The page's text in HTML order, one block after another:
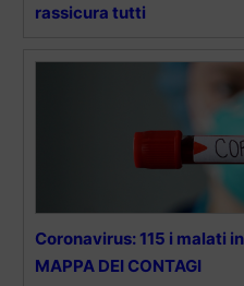
rassicura tutti
Coronavirus: 115 i malati
MAPPA DEI CONTAGI